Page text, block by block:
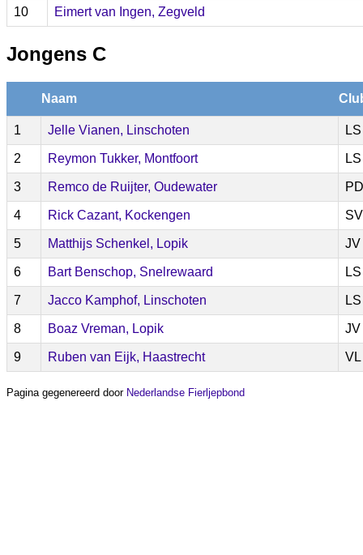
10 Eimert van Ingen, Zegveld
Jongens C
Naam
1 Jelle Vianen, Linschoten LS
2 Reymon Tukker, Montfoort LS
3 Remco de Ruijter, Oudewater PD
4 Rick Cazant, Kockengen SV
5 Matthijs Schenkel, Lopik JV
6 Bart Benschop, Snelrewaard LS
7 Jacco Kamphof, Linschoten LS
8 Boaz Vreman, Lopik JV
9 Ruben van Eijk, Haastrecht VL
Pagina gegenereerd door Nederlandse Fierljepbond